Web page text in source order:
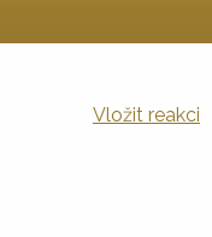
Vložit reakci